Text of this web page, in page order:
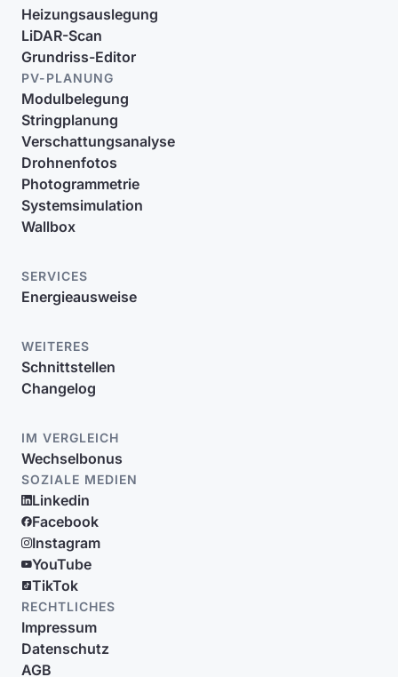
Heizungsauslegung
LiDAR-Scan
Grundriss-Editor
PV-PLANUNG
Modulbelegung
Stringplanung
Verschattungsanalyse
Drohnenfotos
Photogrammetrie
Systemsimulation
Wallbox
SERVICES
Energieausweise
WEITERES
Schnittstellen
Changelog
IM VERGLEICH
Wechselbonus
SOZIALE MEDIEN
Linkedin
Facebook
Instagram
YouTube
TikTok
RECHTLICHES
Impressum
Datenschutz
AGB